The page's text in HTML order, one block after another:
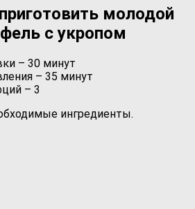
молодой
с укропом
– 30 минут
– 35 минут
– 3
ингредиенты.